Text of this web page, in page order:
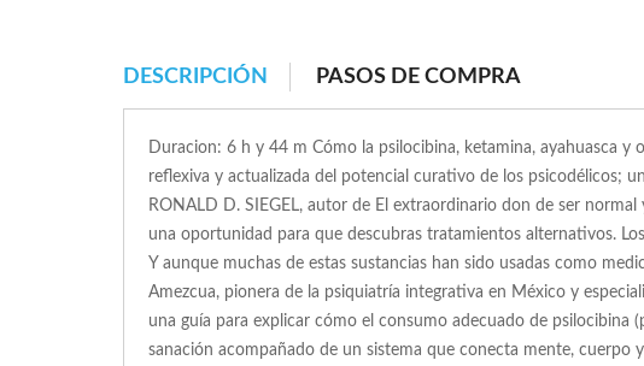
DESCRIPCIÓN PASOS DE COMPRA
Duracion: 6 h y 44 m Cómo la psilocibina, ketamina, ayahuasca
reflexiva y actualizada del potencial curativo de los psicodélicos;
RONALD D. SIEGEL, autor de El extraordinario don de ser
una oportunidad para que descubras tratamientos alternativos.
Y aunque muchas de estas sustancias han sido usadas como
Amezcua, pionera de la psiquiatría integrativa en México y
una guía para explicar cómo el consumo adecuado de psilocibina
sanación acompañado de un sistema que conecta mente, cuerpo